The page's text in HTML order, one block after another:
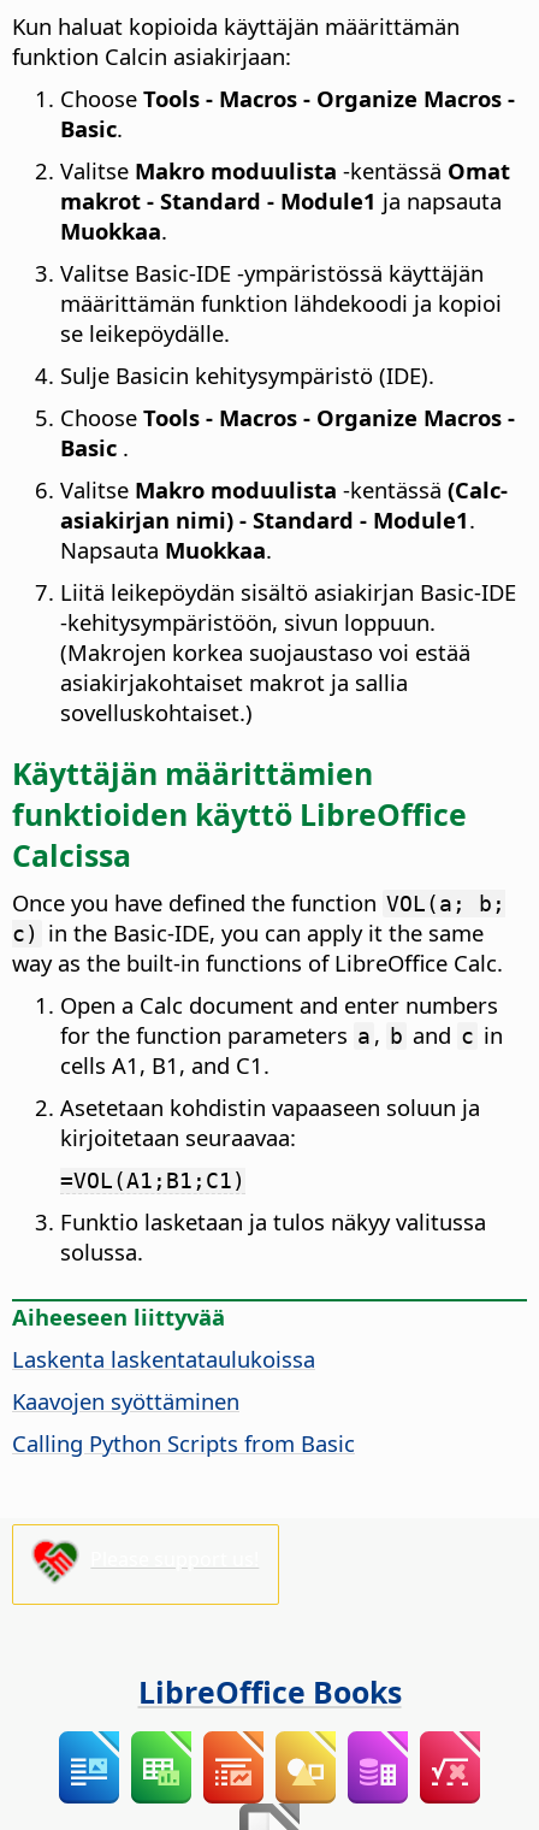
Kun haluat kopioida käyttäjän määrittämän
funktion Calcin asiakirjaan:
Choose Tools - Macros - Organize Macros -
Basic.
Valitse Makro moduulista -kentässä Omat
makrot - Standard - Module1 ja napsauta
Muokkaa.
Valitse Basic-IDE -ympäristössä käyttäjän
määrittämän funktion lähdekoodi ja kopioi
se leikepöydälle.
Sulje Basicin kehitysympäristö (IDE).
Choose Tools - Macros - Organize Macros -
Basic .
Valitse Makro moduulista -kentässä (Calc-
asiakirjan nimi) - Standard - Module1.
Napsauta Muokkaa.
Liitä leikepöydän sisältö asiakirjan Basic-IDE
-kehitysympäristöön, sivun loppuun.
(Makrojen korkea suojaustaso voi estää
asiakirjakohtaiset makrot ja sallia
sovelluskohtaiset.)
Käyttäjän määrittämien
funktioiden käyttö LibreOffice
Calcissa
Once you have defined the function VOL(a; b;
c)
in the Basic-IDE, you can apply it the same
way as the built-in functions of LibreOffice Calc.
Open a Calc document and enter numbers
for the function parameters a , b and c in
cells A1, B1, and C1.
Asetetaan kohdistin vapaaseen soluun ja
kirjoitetaan seuraavaa:
=VOL(A1;B1;C1)
Funktio lasketaan ja tulos näkyy valitussa
solussa.
Aiheeseen liittyvää
Laskenta laskentataulukoissa
Kaavojen syöttäminen
Calling Python Scripts from Basic
LibreOffice Books